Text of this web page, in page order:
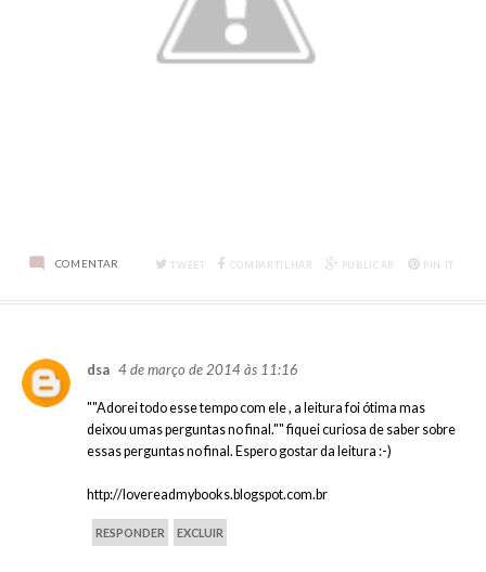
COMENTAR TWEET COMPARTILHAR PUBLICAR PIN IT
dsa 4 de março de 2014 às 11:16
""Adorei todo esse tempo com ele , a leitura foi ótima mas
deixou umas perguntas no final."" fiquei curiosa de saber sobre
essas perguntas no final. Espero gostar da leitura :-)
http://lovereadmybooks.blogspot.com.br
RESPONDER EXCLUIR